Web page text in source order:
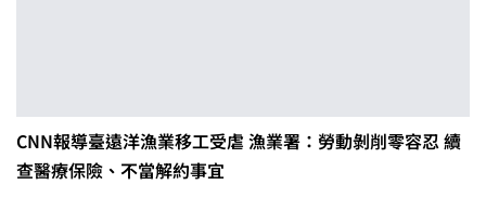
CNN報導臺遠洋漁業移工受虐 漁業署：勞動剝削零容忍 續
查醫療保險、不當解約事宜